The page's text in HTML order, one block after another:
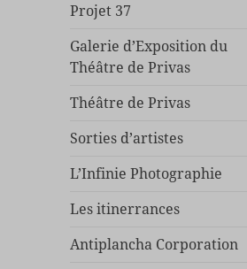
Projet 37
Galerie d’Exposition du
Théâtre de Privas
Théâtre de Privas
Sorties d’artistes
L’Infinie Photographie
Les itinerrances
Antiplancha Corporation